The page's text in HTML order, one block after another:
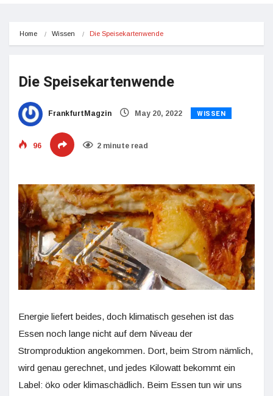
Home Wissen Die Speisekartenwende
Die Speisekartenwende
FrankfurtMagzin May 20, 2022 WISSEN
96 2 minute read
Energie liefert beides, doch klimatisch gesehen ist das
Essen noch lange nicht auf dem Niveau der
Stromproduktion angekommen. Dort, beim Strom nämlich,
wird genau gerechnet, und jedes Kilowatt bekommt ein
Label: öko oder klimaschädlich. Beim Essen tun wir uns